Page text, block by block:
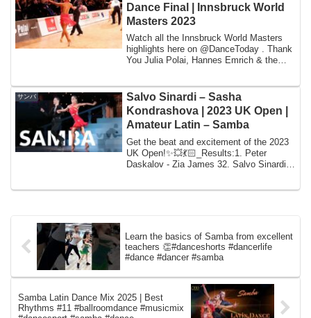
Dance Final | Innsbruck World
Masters 2023
Watch all the Innsbruck World Masters
highlights here on @DanceToday . Thank
You Julia Polai, Hannes Emrich & the
サンバ
Salvo Sinardi – Sasha
Kondrashova | 2023 UK Open |
Amateur Latin – Samba
Get the beat and excitement of the 2023
UK Open!✨💥💃🏻_Results:1. Peter
Daskalov - Zia James 32. Salvo Sinardi -
Learn the basics of Samba from excellent
teachers 👏#danceshorts #dancerlife
#dance #dancer #samba
Samba Latin Dance Mix 2025 | Best
Rhythms #11 #ballroomdance #musicmix